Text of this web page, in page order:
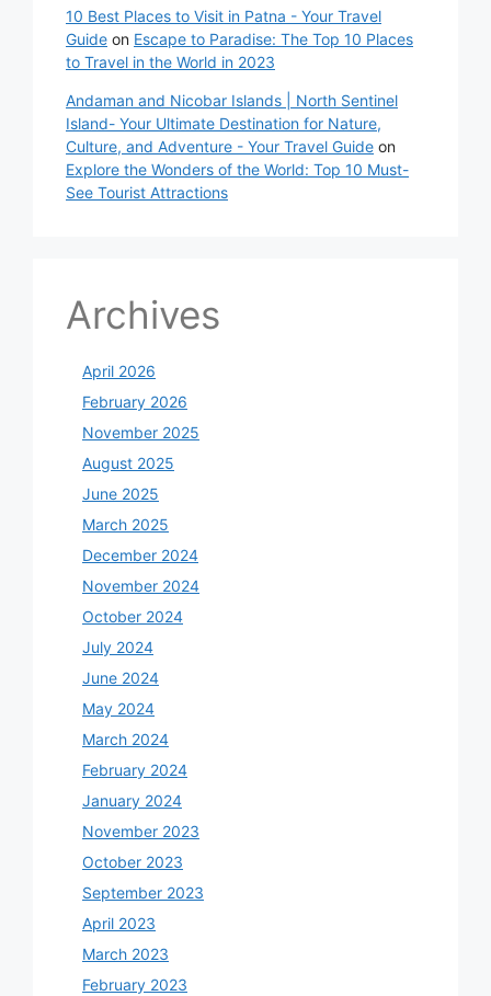
10 Best Places to Visit in Patna - Your Travel
Guide on Escape to Paradise: The Top 10 Places
to Travel in the World in 2023
Andaman and Nicobar Islands | North Sentinel
Island- Your Ultimate Destination for Nature,
Culture, and Adventure - Your Travel Guide on
Explore the Wonders of the World: Top 10 Must-
See Tourist Attractions
Archives
April 2026
February 2026
November 2025
August 2025
June 2025
March 2025
December 2024
November 2024
October 2024
July 2024
June 2024
May 2024
March 2024
February 2024
January 2024
November 2023
October 2023
September 2023
April 2023
March 2023
February 2023